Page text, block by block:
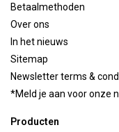
Betaalmethoden
Over ons
In het nieuws
Sitemap
Newsletter terms &
*Meld je aan voor onze
Producten